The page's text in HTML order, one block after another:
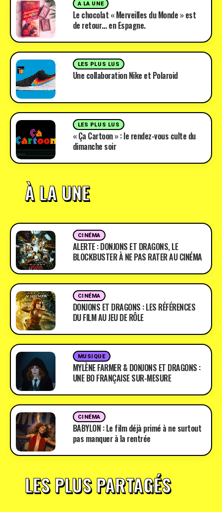
A LA UNE
Le chocolat « Merveilles du Monde » est
de retour… en Espagne.
LES PLUS LUS
Une collaboration Nike et Polaroid
LES PLUS LUS
« Ça Cartoon » : le rendez-vous culte du
dimanche soir
À LA UNE
CINÉMA
ALERTE : DONJONS ET DRAGONS, LE
BLOCKBUSTER À NE PAS RATER AU CINÉMA
CINÉMA
DONJONS ET DRAGONS : LES RÉFÉRENCES
DU FILM AU JEU DE RÔLE
MUSIQUE
MYLÈNE FARMER & DONJONS ET DRAGONS :
UNE BO FRANÇAISE SUR-MESURE
CINÉMA
BABYLON : Le film déjà primé à ne surtout
pas manquer à la rentrée
LES PLUS PARTAGÉS